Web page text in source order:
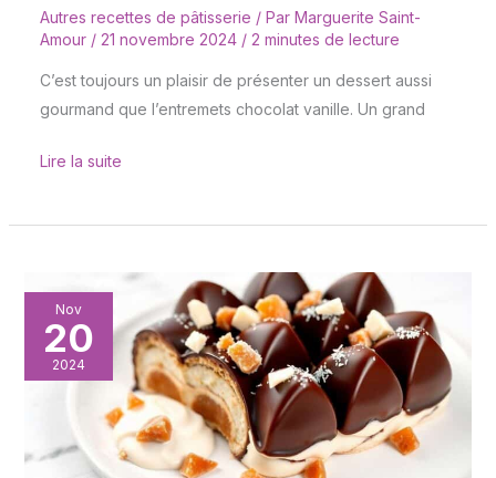
Autres recettes de pâtisserie / Par Marguerite Saint-
Amour / 21 novembre 2024 / 2 minutes de lecture
C’est toujours un plaisir de présenter un dessert aussi
gourmand que l’entremets chocolat vanille. Un grand
Lire la suite
Nov
20
2024
Recette
d’entremets
aux
irrésistible